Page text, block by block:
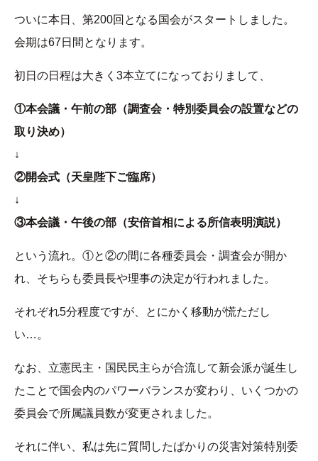
ついに本日、第200回となる国会がスタートしました。
会期は67日間となります。
初日の日程は大きく3本立てになっておりまして、
①本会議・午前の部（調査会・特別委員会の設置などの
取り決め）
↓
②開会式（天皇陛下ご臨席）
↓
③本会議・午後の部（安倍首相による所信表明演説）
という流れ。①と②の間に各種委員会・調査会が開か
れ、そちらも委員長や理事の決定が行われました。
それぞれ5分程度ですが、とにかく移動が慌ただし
い…。
なお、立憲民主・国民民主らが合流して新会派が誕生し
たことで国会内のパワーバランスが変わり、いくつかの
委員会で所属議員数が変更されました。
それに伴い、私は先に質問したばかりの災害対策特別委